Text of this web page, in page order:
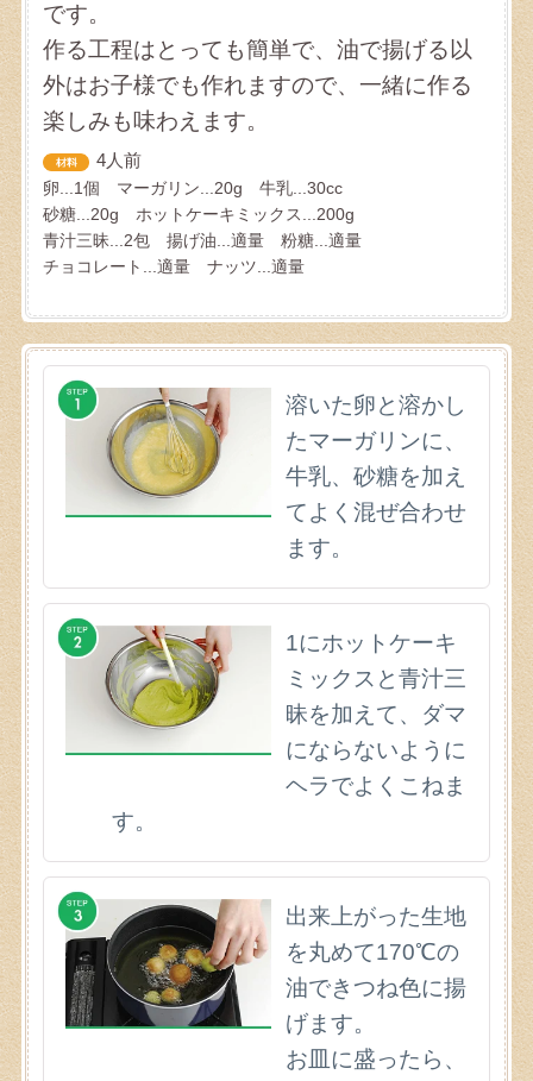
です。
作る工程はとっても簡単で、油で揚げる以
外はお子様でも作れますので、一緒に作る
楽しみも味わえます。
4人前
卵...1個 マーガリン...20g 牛乳...30cc
砂糖...20g ホットケーキミックス...200g
青汁三昧...2包 揚げ油...適量 粉糖...適量
チョコレート...適量 ナッツ...適量
溶いた卵と溶かし
たマーガリンに、
牛乳、砂糖を加え
てよく混ぜ合わせ
ます。
1にホットケーキ
ミックスと青汁三
昧を加えて、ダマ
にならないように
ヘラでよくこねま
す。
出来上がった生地
を丸めて170℃の
油できつね色に揚
げます。
お皿に盛ったら、